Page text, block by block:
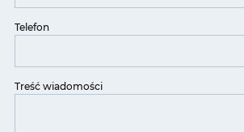
Telefon
Treść wiadomości